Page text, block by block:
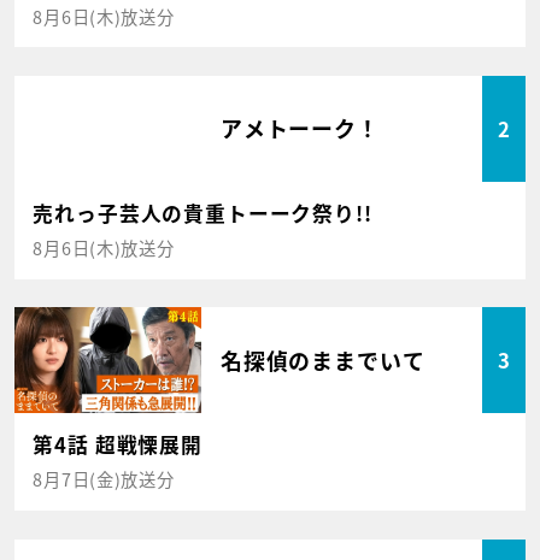
8月6日(木)放送分
アメトーーク！ 2
売れっ子芸人の貴重トーーク祭り!!
8月6日(木)放送分
名探偵のままでいて 3
第4話 超戦慄展開
8月7日(金)放送分